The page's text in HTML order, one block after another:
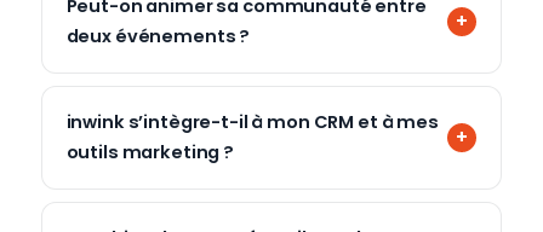
Peut-on animer sa communauté entre
deux événements ?
inwink s’intègre-t-il à mon CRM et à mes
outils marketing ?